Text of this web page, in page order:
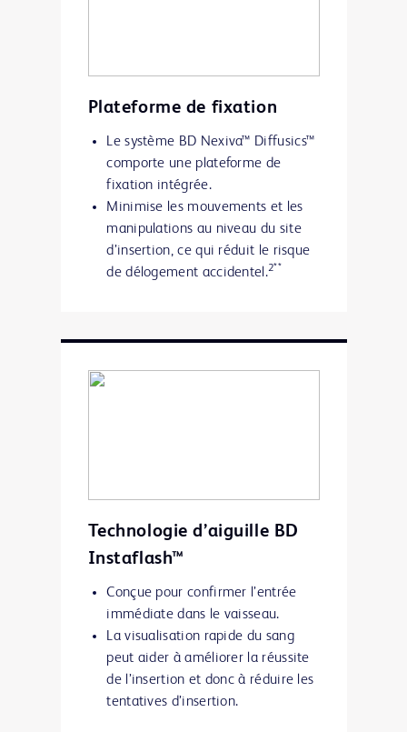
Plateforme de fixation
Le système BD Nexiva™ Diffusics™
comporte une plateforme de
fixation intégrée.
Minimise les mouvements et les
manipulations au niveau du site
d’insertion, ce qui réduit le risque
de délogement accidentel.2**
Technologie d’aiguille BD
Instaflash™
Conçue pour confirmer l’entrée
immédiate dans le vaisseau.
La visualisation rapide du sang
peut aider à améliorer la réussite
de l’insertion et donc à réduire les
tentatives d’insertion.